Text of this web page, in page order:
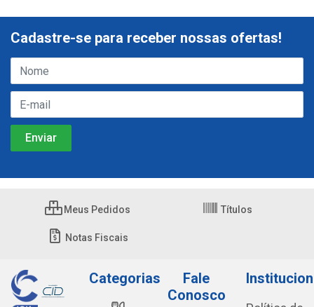
Cadastre-se para receber nossas ofertas!
Meus Pedidos Títulos
Notas Fiscais
Categorias
Fale
Conosco